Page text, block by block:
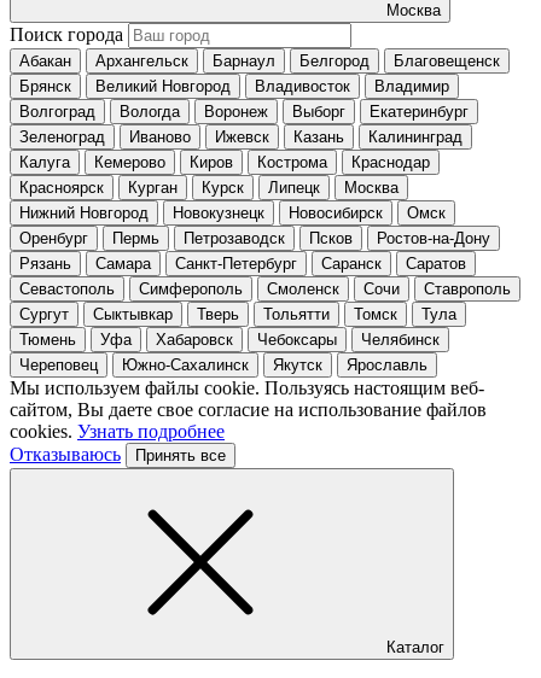
Москва
Поиск города
Абакан Архангельск Барнаул Белгород
Благовещенск
Брянск
Великий Новгород Владивосток
Владимир
Волгоград
Вологда Воронеж Выборг
Екатеринбург
Зеленоград
Иваново Ижевск Казань
Калининград
Калуга
Кемерово Киров Кострома
Краснодар
Красноярск
Курган Курск Липецк
Москва
Нижний Новгород
Новокузнецк Новосибирск
Омск
Оренбург
Пермь Петрозаводск Псков
Ростов-на-Дону
Рязань
Самара Санкт-Петербург Саранск
Саратов
Севастополь
Симферополь Смоленск Сочи
Ставрополь
Сургут
Сыктывкар Тверь Тольятти Томск
Тула
Тюмень
Уфа Хабаровск Чебоксары
Челябинск
Череповец
Южно-Сахалинск Якутск Ярославль
Мы используем файлы cookie. Пользуясь настоящим веб-
сайтом, Вы даете свое согласие на использование файлов
cookies. Узнать подробнее
Отказываюсь
Принять все
Каталог